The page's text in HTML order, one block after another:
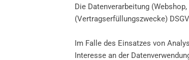
Die Datenverarbeitung
(Vertragserfüllungszwecke)
Im Falle des Einsatzes von
Interesse an der